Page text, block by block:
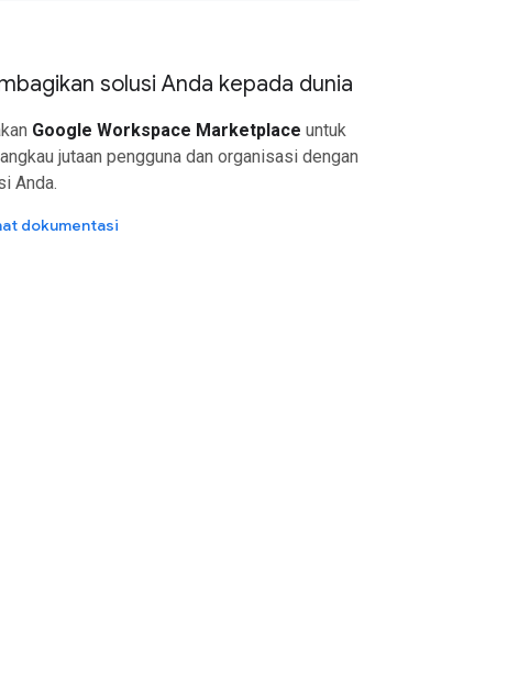
solusi Anda kepada dunia
Google Workspace Marketplace untuk
jutaan pengguna dan organisasi dengan
Anda.
dokumentasi